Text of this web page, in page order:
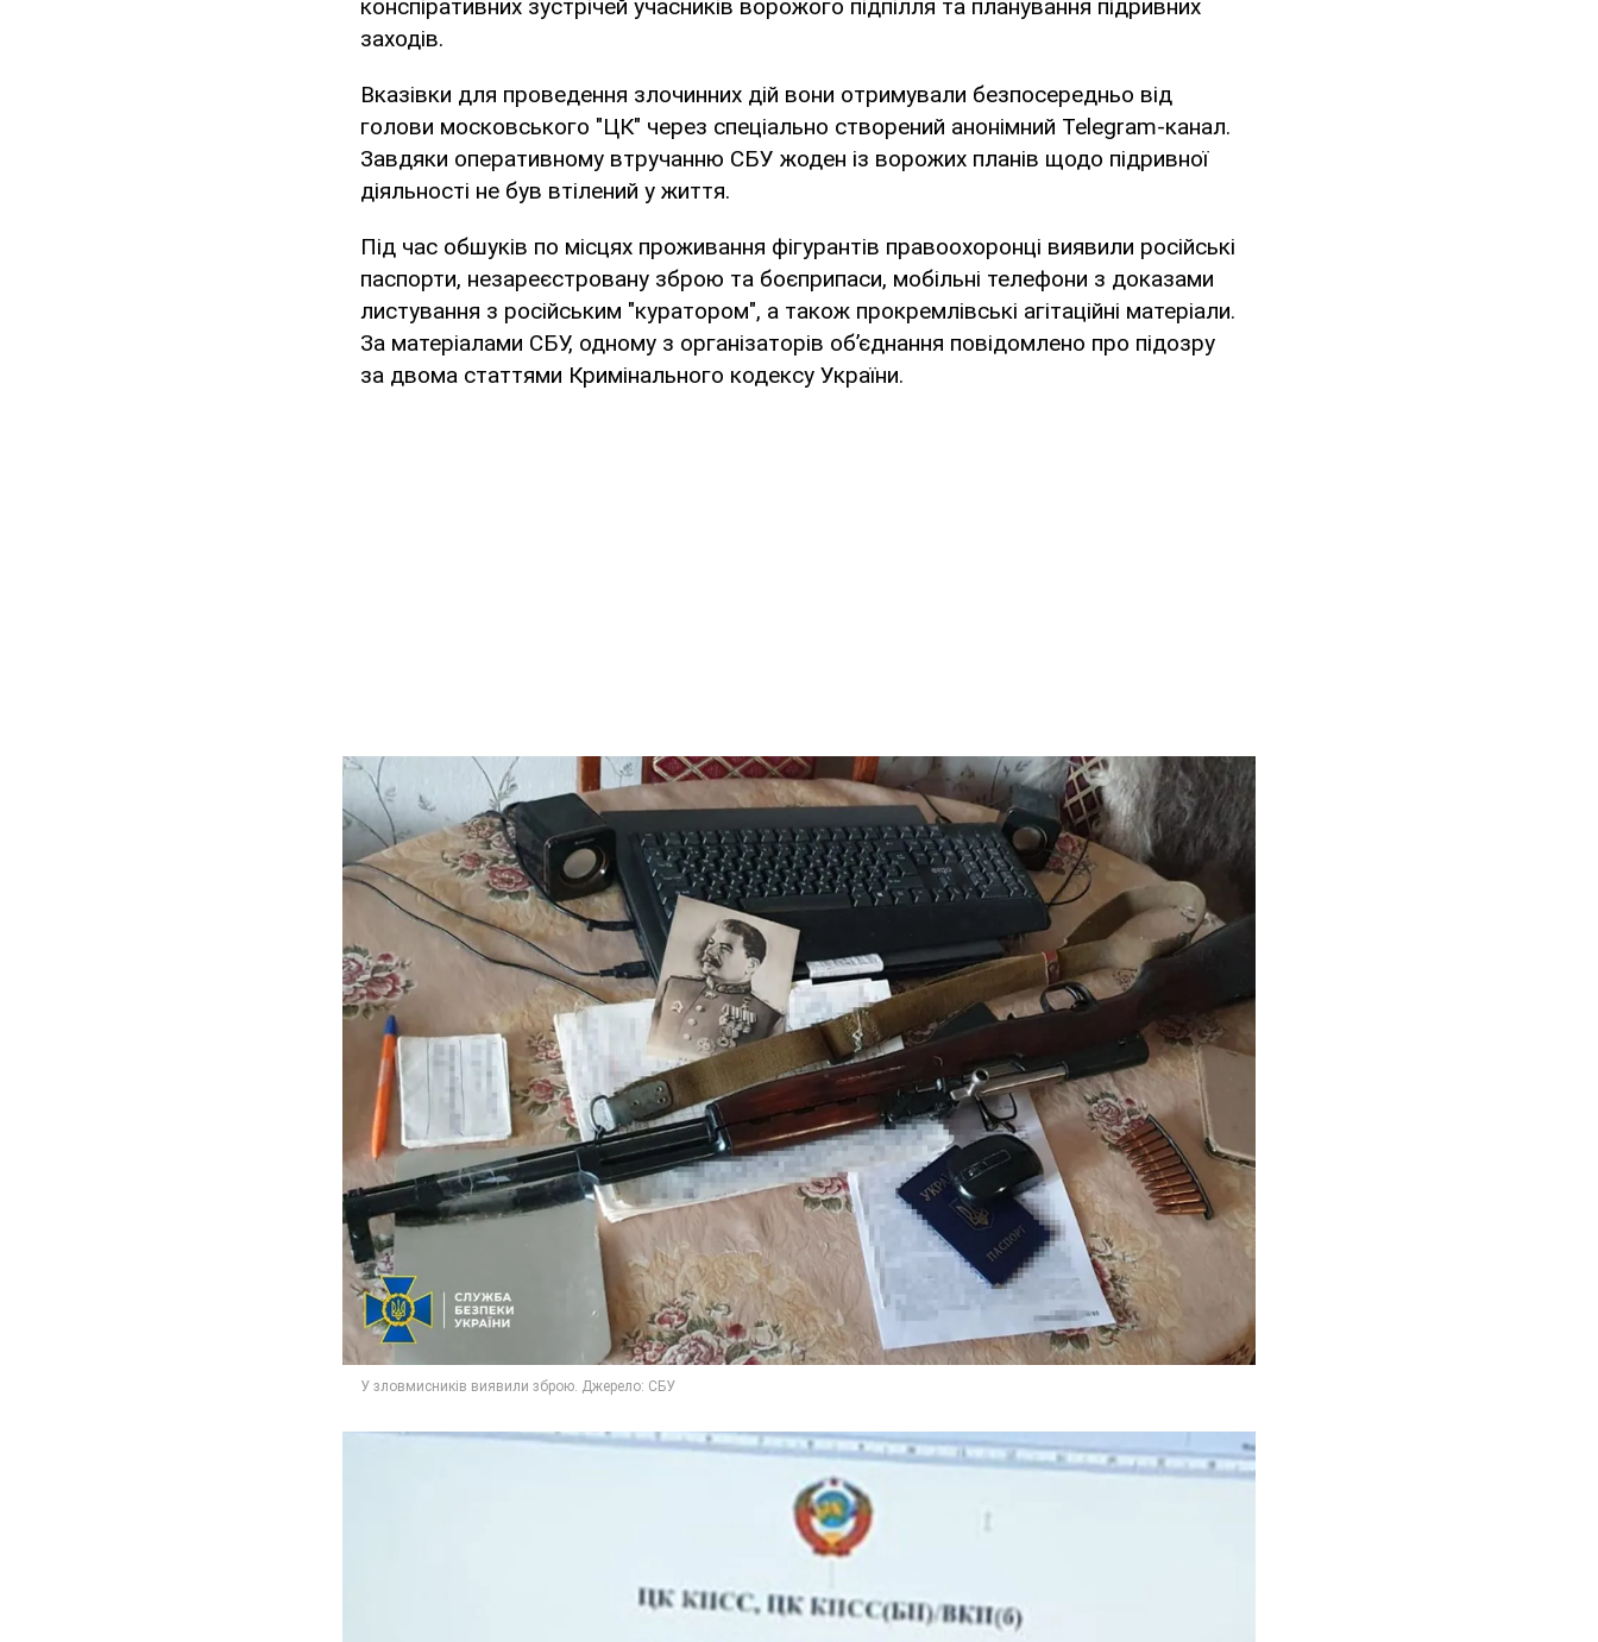
конспіративних зустрічей учасників ворожого підпілля та планування підривних
заходів.
Вказівки для проведення злочинних дій вони отримували безпосередньо від
голови московського "ЦК" через спеціально створений анонімний Telegram-канал.
Завдяки оперативному втручанню СБУ жоден із ворожих планів щодо підривної
діяльності не був втілений у життя.
Під час обшуків по місцях проживання фігурантів правоохоронці виявили російські
паспорти, незареєстровану зброю та боєприпаси, мобільні телефони з доказами
листування з російським "куратором", а також прокремлівські агітаційні матеріали.
За матеріалами СБУ, одному з організаторів об’єднання повідомлено про підозру
за двома статтями Кримінального кодексу України.